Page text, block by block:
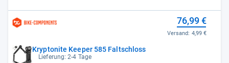
Kryptonite Keeper 585 Faltschloss
Lieferung: 2-4 Tage
76,99 €
Versand: 4,99 €